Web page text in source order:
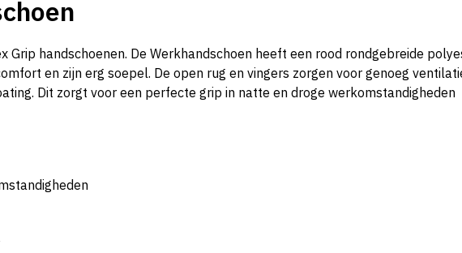
Grip handschoenen. De Werkhandschoen heeft een rood rondgebreide
en zijn erg soepel. De open rug en vingers zorgen voor genoeg
Dit zorgt voor een perfecte grip in natte en droge werkomstandigheden